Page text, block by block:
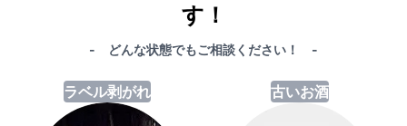
す！
- どんな状態でもご相談ください！ -
ラベル剥がれ 古いお酒